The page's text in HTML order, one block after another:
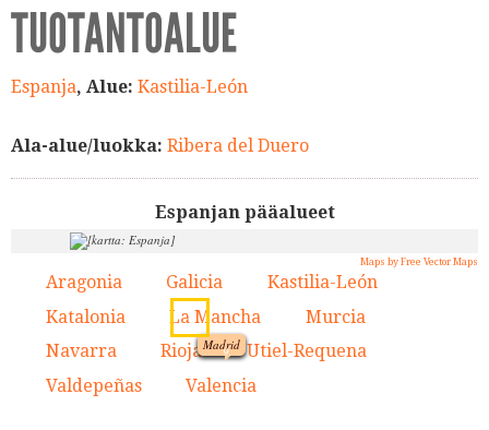
TUOTANTOALUE
Espanja, Alue: Kastilia-León
Ala-alue/luokka: Ribera del Duero
Espanjan pääalueet
Madrid
1.
2.
3.
5.
7.
Maps by Free Vector Maps
Aragonia Galicia Kastilia-León
Katalonia La Mancha Murcia
Navarra Rioja 9. Utiel-Requena
Valdepeñas Valencia